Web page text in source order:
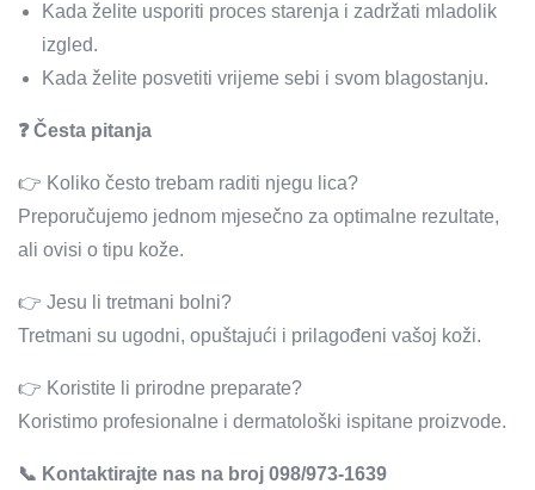
Kada želite usporiti proces starenja i zadržati mladolik
izgled.
Kada želite posvetiti vrijeme sebi i svom blagostanju.
❓ Česta pitanja
👉 Koliko često trebam raditi njegu lica?
Preporučujemo jednom mjesečno za optimalne rezultate,
ali ovisi o tipu kože.
👉 Jesu li tretmani bolni?
Tretmani su ugodni, opuštajući i prilagođeni vašoj koži.
👉 Koristite li prirodne preparate?
Koristimo profesionalne i dermatološki ispitane proizvode.
📞 Kontaktirajte nas na broj 098/973-1639